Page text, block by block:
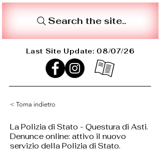
Search the site..
Last Site Update: 08/07/26
< Torna indietro
La Polizia di Stato - Questura di Asti.
Denunce online: attivo il nuovo
servizio della Polizia di Stato.